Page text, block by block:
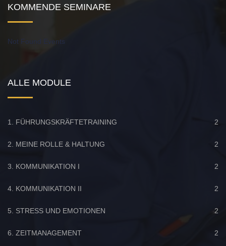
KOMMENDE SEMINARE
Not Found Events
ALLE MODULE
1. FÜHRUNGSKRÄFTETRAINING 2
2. MEINE ROLLE & HALTUNG 2
3. KOMMUNIKATION I 2
4. KOMMUNIKATION II 2
5. STRESS UND EMOTIONEN 2
6. ZEITMANAGEMENT 2